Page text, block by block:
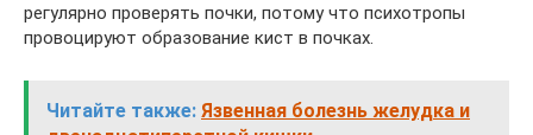
регулярно проверять почки, потому что психотропы
провоцируют образование кист в почках.
Читайте также: Язвенная болезнь желудка и